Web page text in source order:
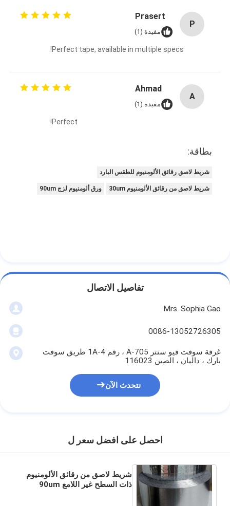
P
Prasert
مفيدة (1)
Perfect tape, available in multiple specs!
A
Ahmad
مفيدة (1)
Perfect!
بطاقة:
شريط لاصق رقائق الألومنيوم للطقس البارد
شريط لاصق من رقائق الألومنيوم 30um ورق ألومنيوم لزج 90um
تفاصيل الاتصال
Mrs. Sophia Gao
0086-13052726305
غرفة سوفت فيو سنتر A-705 ، رقم 1A-4 طريق سوفت
بارك ، داليان ، الصين 116023
نتحدث الآن
احصل على افضل سعر ل
شريط لاصق من رقائق الألومنيوم
ذات السطح غير اللامع 90um